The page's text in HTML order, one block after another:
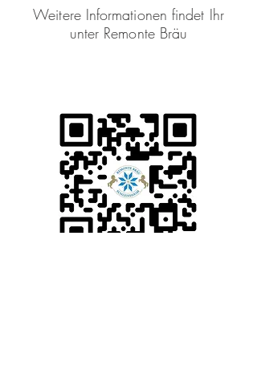
Weitere Informationen findet Ihr
unter Remonte Bräu